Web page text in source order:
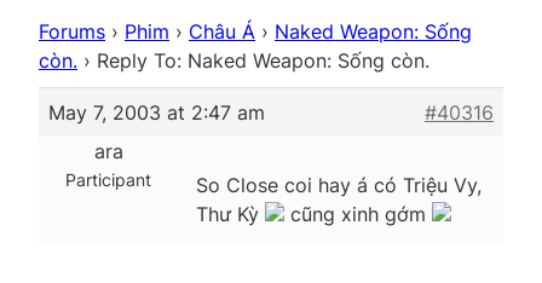
Forums › Phim › Châu Á › Naked Weapon: Sống
còn. › Reply To: Naked Weapon: Sống còn.
May 7, 2003 at 2:47 am
#40316
ara
Participant
So Close coi hay á có Triệu Vy,
Thư Kỳ
cũng xinh gớm